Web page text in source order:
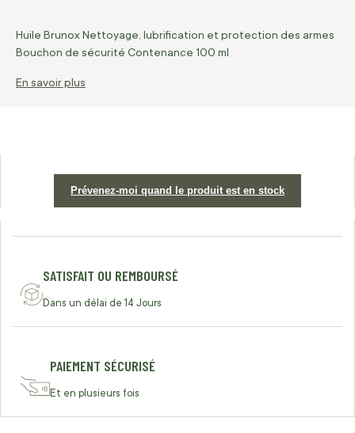
Huile Brunox Nettoyage, lubrification et protection des armes
Bouchon de sécurité Contenance 100 ml
En savoir plus
Prévenez-moi quand le produit est en stock
SATISFAIT OU REMBOURSÉ
Dans un délai de 14 Jours
PAIEMENT SÉCURISÉ
Et en plusieurs fois